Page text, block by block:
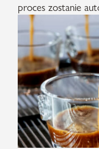
proces zostanie